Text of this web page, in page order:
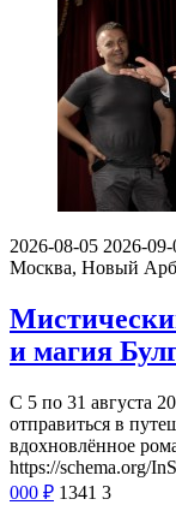
2026-08-05 2026-09-
Москва, Новый
и магия
С 5 по 31 августа
отправиться в
вдохновлённое
https://schema.org/
000 ₽ 1341 3